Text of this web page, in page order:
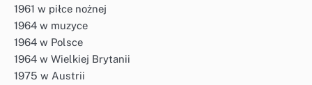
1961 w piłce nożnej
1964 w muzyce
1964 w Polsce
1964 w Wielkiej Brytanii
1975 w Austrii